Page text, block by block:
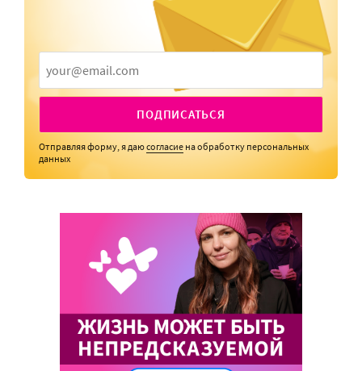
ПОДПИСАТЬСЯ
Отправляя форму, я даюсогласие на обработку персональных
данных